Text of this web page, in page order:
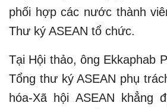
phối hợp các nước thành
Thư ký ASEAN tổ chức.
Tại Hội thảo, ông Ekkaphab
Tổng thư ký ASEAN phụ
hóa-Xã hội ASEAN khẳng